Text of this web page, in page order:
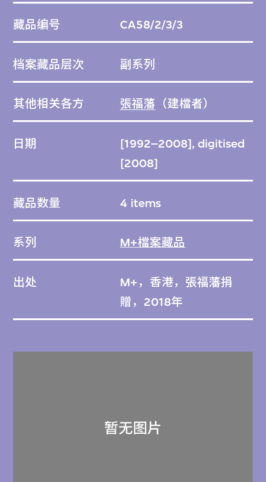
藏品编号 CA58/2/3/3
档案藏品层次 副系列
其他相关各方 張福藩 （建檔者）
日期
[1992–2008], digitised
[2008]
藏品数量 4 items
系列 M+檔案藏品
出处
M+，香港，張福藩捐
贈，2018年